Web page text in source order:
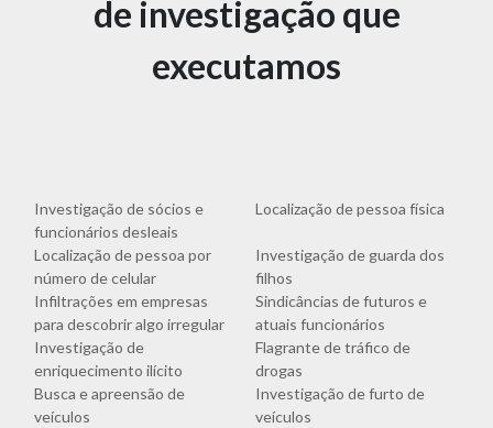
de investigação que
executamos
Investigação de sócios e
funcionários desleais
Localização de pessoa física
Localização de pessoa por
número de celular
Investigação de guarda dos
filhos
Infiltrações em empresas
para descobrir algo irregular
Sindicâncias de futuros e
atuais funcionários
Investigação de
enriquecimento ilícito
Flagrante de tráfico de
drogas
Busca e apreensão de
veículos
Investigação de furto de
veículos